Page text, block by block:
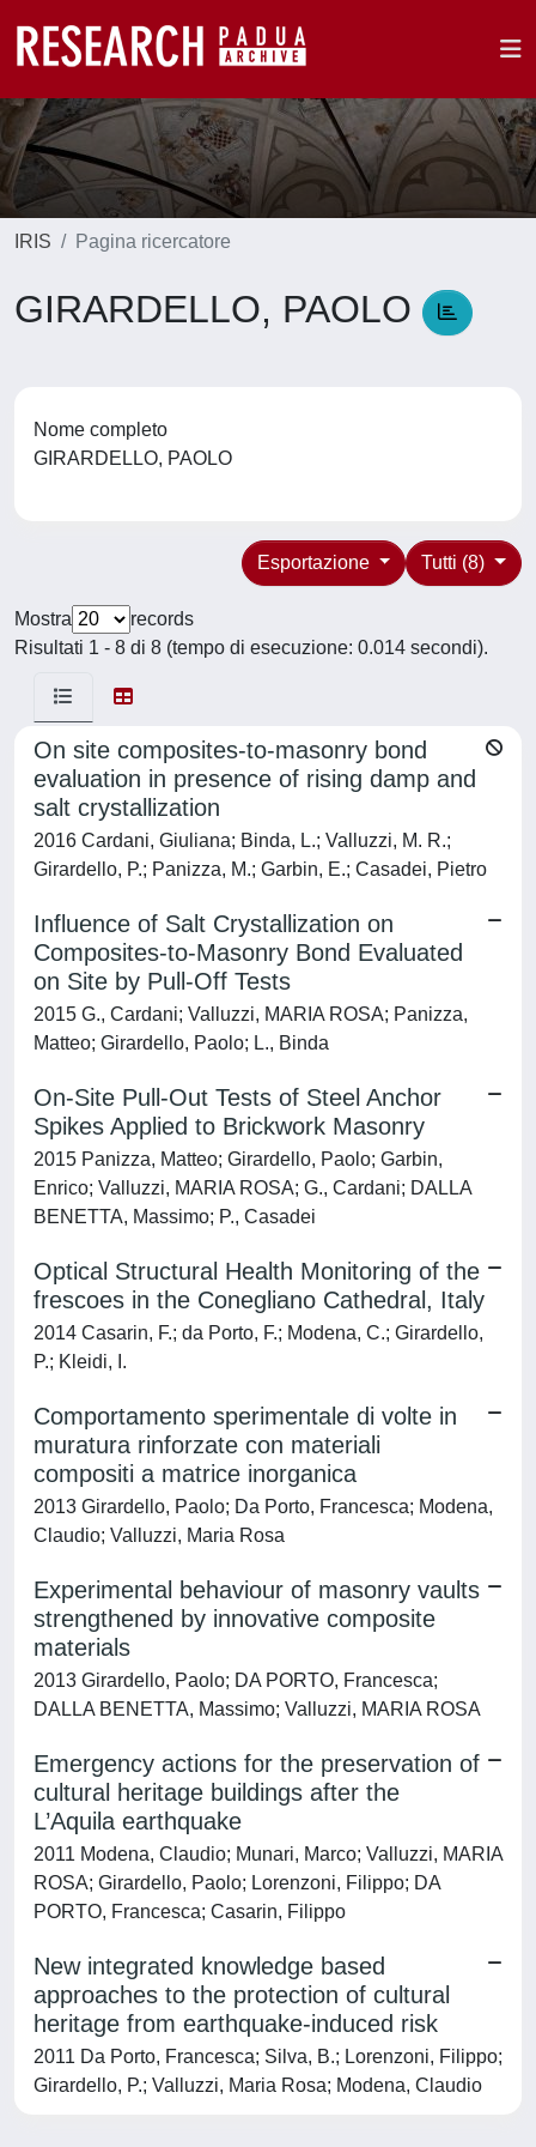
IRIS Pagina ricercatore
GIRARDELLO, PAOLO
Nome completo
GIRARDELLO, PAOLO
Tutti (8)
Esportazione
Mostra
records
Risultati 1 - 8 di 8 (tempo di esecuzione: 0.014 secondi).
On site composites-to-masonry bond
evaluation in presence of rising damp and
salt crystallization
2016 Cardani, Giuliana; Binda, L.; Valluzzi, M. R.;
Girardello, P.; Panizza, M.; Garbin, E.; Casadei, Pietro
Influence of Salt Crystallization on
Composites-to-Masonry Bond Evaluated
on Site by Pull-Off Tests
2015 G., Cardani; Valluzzi, MARIA ROSA; Panizza,
Matteo; Girardello, Paolo; L., Binda
On-Site Pull-Out Tests of Steel Anchor
Spikes Applied to Brickwork Masonry
2015 Panizza, Matteo; Girardello, Paolo; Garbin,
Enrico; Valluzzi, MARIA ROSA; G., Cardani; DALLA
BENETTA, Massimo; P., Casadei
Optical Structural Health Monitoring of the
frescoes in the Conegliano Cathedral, Italy
2014 Casarin, F.; da Porto, F.; Modena, C.; Girardello,
P.; Kleidi, I.
Comportamento sperimentale di volte in
muratura rinforzate con materiali
compositi a matrice inorganica
2013 Girardello, Paolo; Da Porto, Francesca; Modena,
Claudio; Valluzzi, Maria Rosa
Experimental behaviour of masonry vaults
strengthened by innovative composite
materials
2013 Girardello, Paolo; DA PORTO, Francesca;
DALLA BENETTA, Massimo; Valluzzi, MARIA ROSA
Emergency actions for the preservation of
cultural heritage buildings after the
L’Aquila earthquake
2011 Modena, Claudio; Munari, Marco; Valluzzi, MARIA
ROSA; Girardello, Paolo; Lorenzoni, Filippo; DA
PORTO, Francesca; Casarin, Filippo
New integrated knowledge based
approaches to the protection of cultural
heritage from earthquake-induced risk
2011 Da Porto, Francesca; Silva, B.; Lorenzoni, Filippo;
Girardello, P.; Valluzzi, Maria Rosa; Modena, Claudio